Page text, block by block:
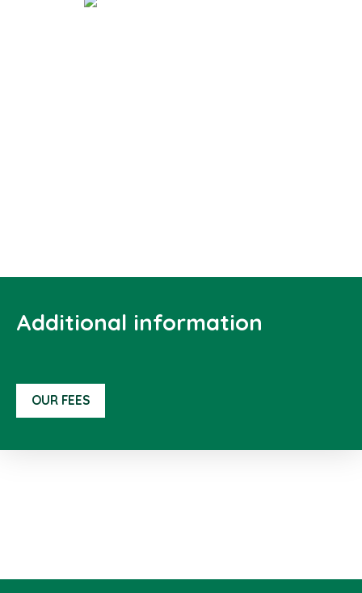
Additional information
OUR FEES